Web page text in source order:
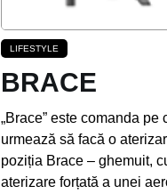
LIFESTYLE
BRACE
„Brace” este comanda
urmează să facă o
poziția Brace – ghemuit,
aterizare forțată a unei